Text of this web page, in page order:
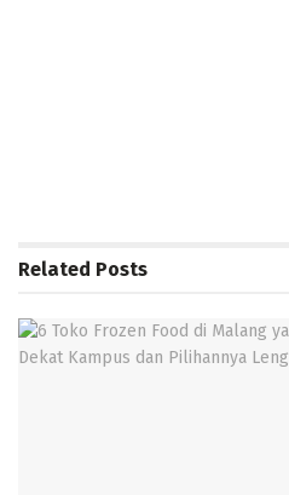
Related Posts